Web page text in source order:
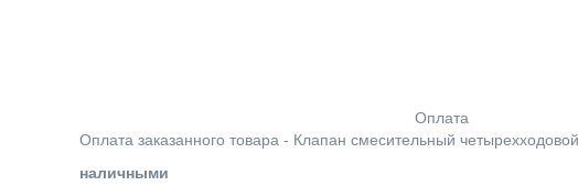
Оплата
Оплата заказанного товара - Клапан смесительный
наличными